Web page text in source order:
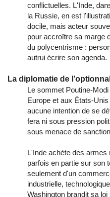
conflictuelles. L'Inde,
la Russie, en est
docile, mais acteur
pour accroître sa
du polycentrisme :
autrui écrire son agenda.
La diplomatie de
Le sommet Poutine-
Europe et aux États-
aucune intention de se
fera ni sous pression
sous menace de
L'Inde achète des
parfois en partie sur son
seulement d'un
industrielle,
Washington brandit sa